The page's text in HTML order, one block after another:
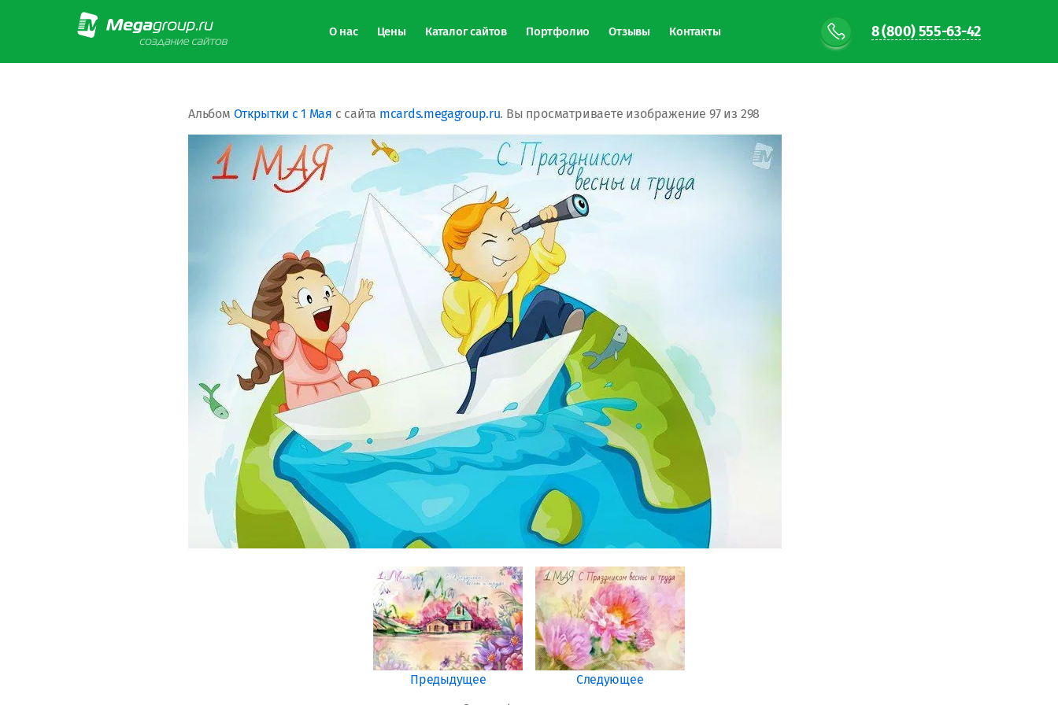
О нас Цены Каталог сайтов Портфолио Отзывы Контакты 8 (800) 555-63-42
Альбом Открытки с 1 Мая с сайта mcards.megagroup.ru. Вы просматриваете изображение 97 из 298
Предыдущее
Следующее